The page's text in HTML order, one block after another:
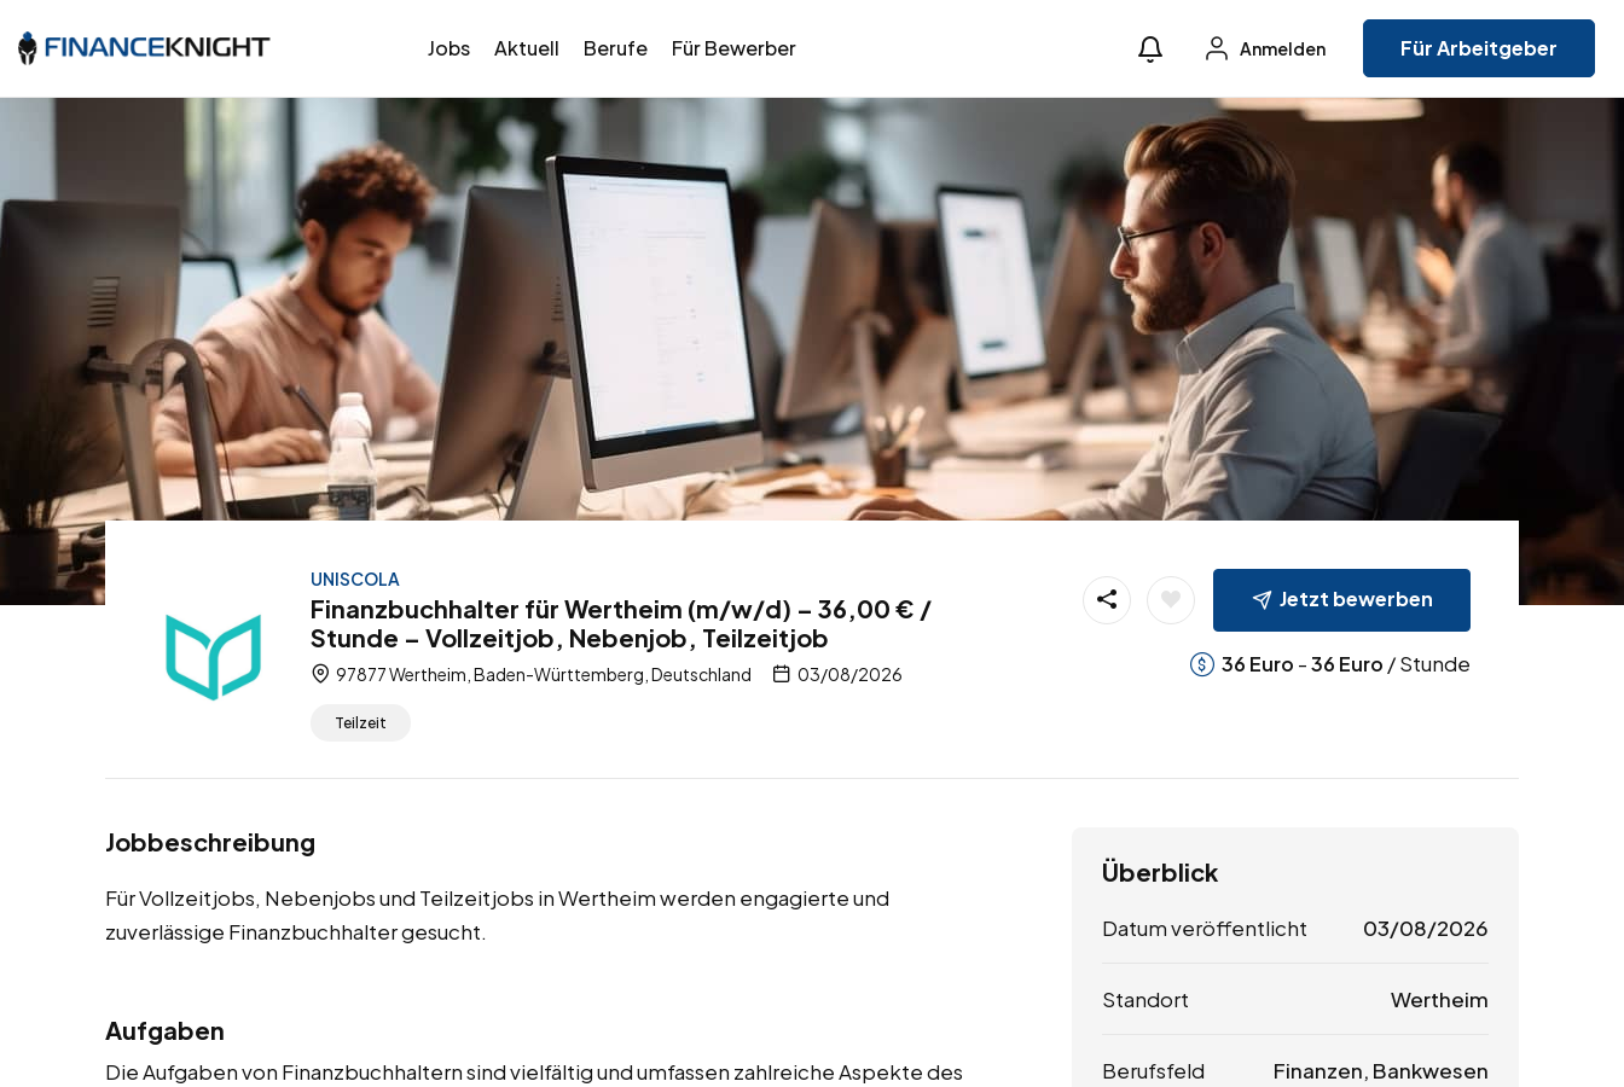
Jobs Aktuell Berufe Für Bewerber Anmelden Für Arbeitgeber
UNISCOLA
Finanzbuchhalter für Wertheim (m/w/d) – 36,00 € /
Stunde – Vollzeitjob, Nebenjob, Teilzeitjob
97877 Wertheim, Baden-Württemberg, Deutschland 03/08/2026
Teilzeit
Jetzt bewerben
36 Euro -36 Euro / Stunde
Jobbeschreibung
Für Vollzeitjobs, Nebenjobs und Teilzeitjobs in Wertheim werden engagierte und
zuverlässige Finanzbuchhalter gesucht.
Aufgaben
Die Aufgaben von Finanzbuchhaltern sind vielfältig und umfassen zahlreiche Aspekte des
Überblick
Datum veröffentlicht 03/08/2026
Standort Wertheim
Berufsfeld Finanzen, Bankwesen